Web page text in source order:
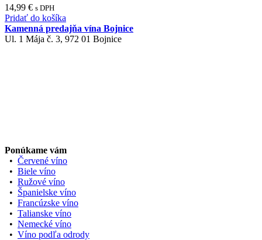
14,99 € s DPH
Pridať do košíka
Kamenná predajňa vína Bojnice
Ul. 1 Mája č. 3, 972 01 Bojnice
Ponúkame vám
• Červené víno
• Biele víno
• Ružové víno
• Španielske víno
• Francúzske víno
• Talianske víno
• Nemecké víno
• Víno podľa odrody